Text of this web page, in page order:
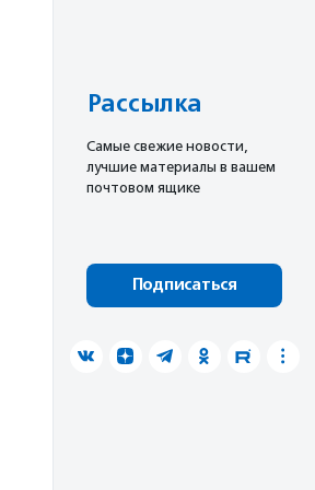
Рассылка
Cамые свежие новости,
лучшие материалы в вашем
почтовом ящике
Подписаться